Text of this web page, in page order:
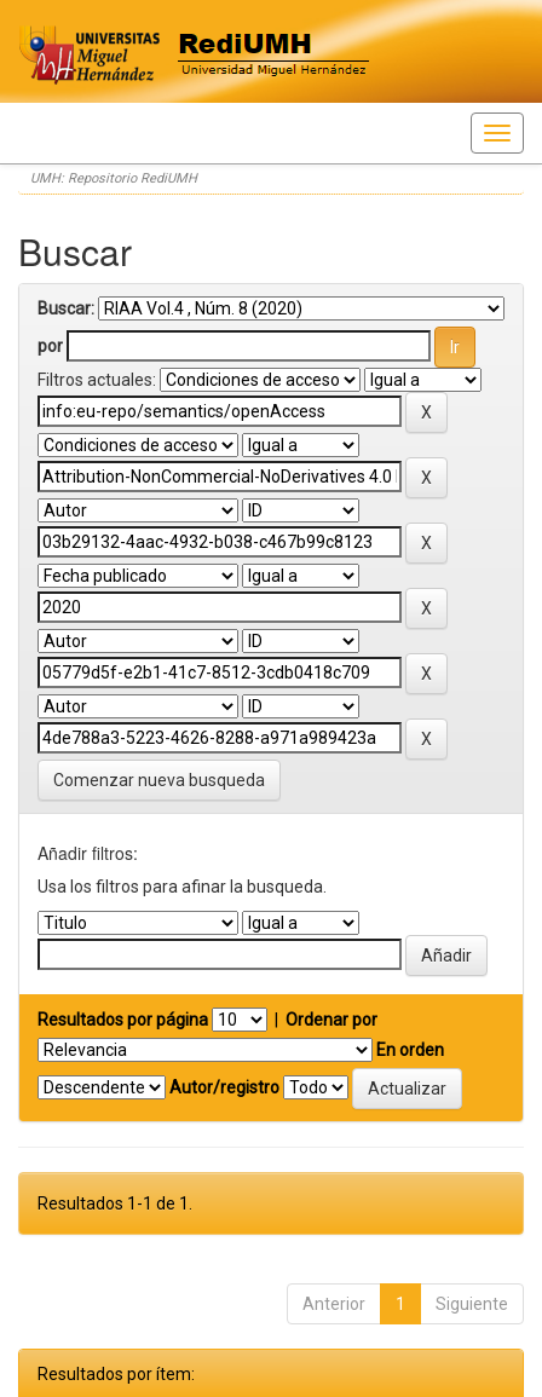
Skip
navigation
UMH: Repositorio RediUMH
Buscar
Buscar:
por
Filtros actuales:
Comenzar nueva busqueda
Añadir filtros:
Usa los filtros para afinar la busqueda.
Resultados por página
Ordenar por
En orden
Autor/registro
Resultados 1-1 de 1.
Anterior 1 Siguiente
Resultados por ítem: